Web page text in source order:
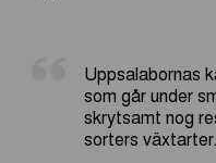
Uppsalabornas
som går under
skrytsamt nog
sorters växtarter.